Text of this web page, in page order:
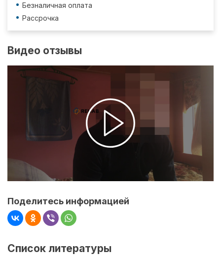
Безналичная оплата
Рассрочка
Видео отзывы
Поделитесь информацией
Список литературы